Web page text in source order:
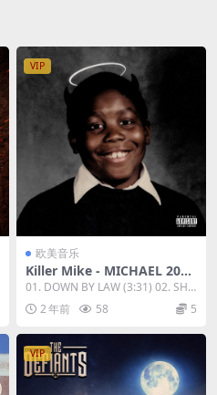
VIP
欧美音乐
Killer Mike - MICHAEL 2023
[24Bit/88.2kHz] [Hi-Res Fla
c 535MB]
01. DOWN BY LAW (3:31) 02. SHE
D TEARS (4...
2 年前 58 5
VIP